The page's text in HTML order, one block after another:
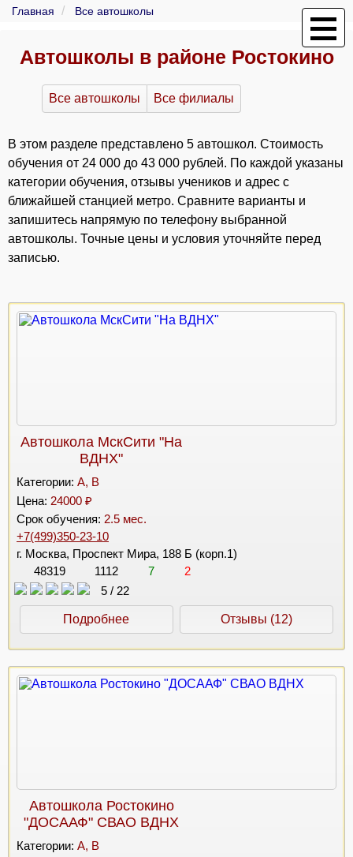
Главная Все автошколы
Автошколы в районе Ростокино
Все автошколы Все филиалы
В этом разделе представлено 5 автошкол. Стоимость
обучения от 24 000 до 43 000 рублей. По каждой указаны
категории обучения, отзывы учеников и адрес с
ближайшей станцией метро. Сравните варианты и
запишитесь напрямую по телефону выбранной
автошколы. Точные цены и условия уточняйте перед
записью.
Автошкола МскСити "На
ВДНХ"
Категории: A, B
Цена: 24000 ₽
Срок обучения: 2.5 мес.
+7(499)350-23-10
г. Москва, Проспект Мира, 188 Б (корп.1)
48319
1112 7
2
5 / 22
Подробнее Отзывы (12)
Автошкола Ростокино
"ДОСААФ" СВАО ВДНХ
Категории: A, B